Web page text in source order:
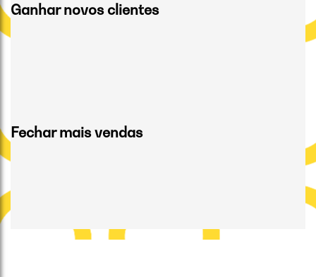
Ganhar novos clientes
Fechar mais vendas